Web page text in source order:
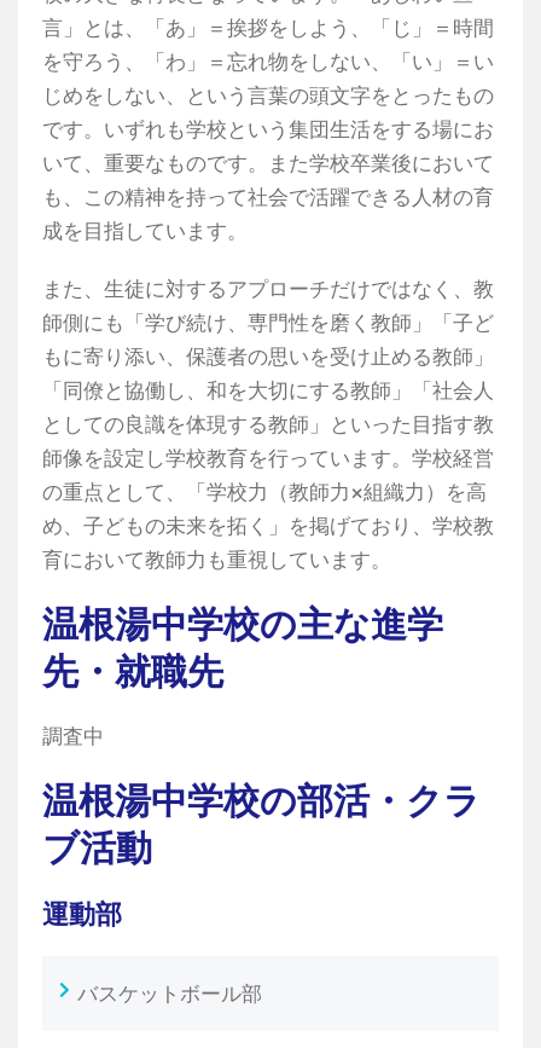
言」とは、「あ」＝挨拶をしよう、「じ」＝時間
を守ろう、「わ」＝忘れ物をしない、「い」＝い
じめをしない、という言葉の頭文字をとったもの
です。いずれも学校という集団生活をする場にお
いて、重要なものです。また学校卒業後において
も、この精神を持って社会で活躍できる人材の育
成を目指しています。
また、生徒に対するアプローチだけではなく、教
師側にも「学び続け、専門性を磨く教師」「子ど
もに寄り添い、保護者の思いを受け止める教師」
「同僚と協働し、和を大切にする教師」「社会人
としての良識を体現する教師」といった目指す教
師像を設定し学校教育を行っています。学校経営
の重点として、「学校力（教師力×組織力）を高
め、子どもの未来を拓く」を掲げており、学校教
育において教師力も重視しています。
温根湯中学校の主な進学
先・就職先
調査中
温根湯中学校の部活・クラ
ブ活動
運動部
バスケットボール部